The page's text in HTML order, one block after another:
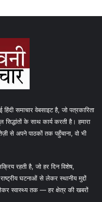
समाचार वेबसाइट है, जो पत्रकारिता
सिद्धांतों के साथ कार्य करती है। हमारा
से अपने पाठकों तक पहुँचाना, वो भी
रहती है, जो हर दिन विशेष,
घटनाओं से लेकर स्थानीय मुद्दों
स्वास्थ्य तक — हर क्षेत्र की खबरों